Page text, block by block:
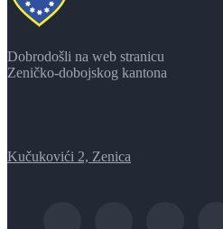
Dobrodošli na web stranicu
Zeničko-dobojskog kantona
Kučukovići 2, Zenica